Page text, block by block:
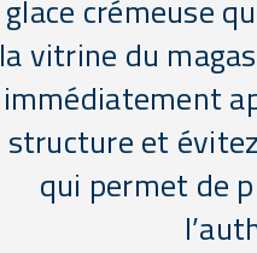
glace crémeuse
la vitrine du
immédiatement
structure et
qui permet de